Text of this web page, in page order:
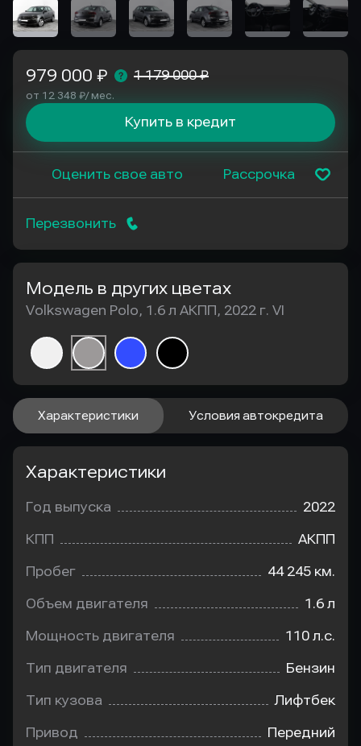
979 000 ₽ 1 179 000 ₽
от 12 348 ₽/ мес.
Купить в кредит
Оценить свое авто Рассрочка
Перезвонить
Модель в других цветах
Volkswagen Polo, 1.6 л АКПП, 2022 г. VI
Характеристики Условия автокредита
Характеристики
Год выпуска 2022
КПП АКПП
Пробег 44 245 км.
Объем двигателя 1.6 л
Мощность двигателя 110 л.с.
Тип двигателя Бензин
Тип кузова Лифтбек
Привод Передний